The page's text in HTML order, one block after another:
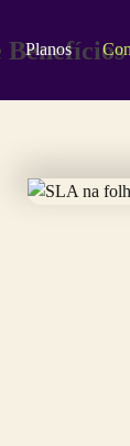
Planos